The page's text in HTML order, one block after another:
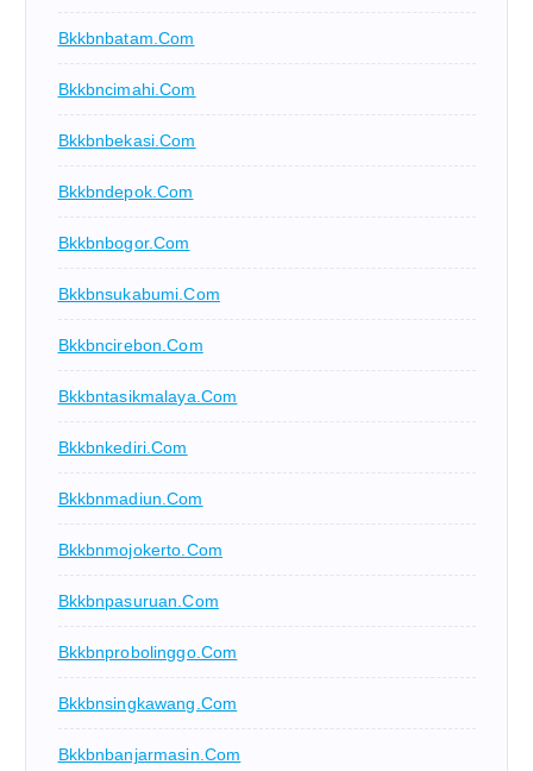
Bkkbnbatam.com
Bkkbncimahi.com
Bkkbnbekasi.com
Bkkbndepok.com
Bkkbnbogor.com
Bkkbnsukabumi.com
Bkkbncirebon.com
Bkkbntasikmalaya.com
Bkkbnkediri.com
Bkkbnmadiun.com
Bkkbnmojokerto.com
Bkkbnpasuruan.com
Bkkbnprobolinggo.com
Bkkbnsingkawang.com
Bkkbnbanjarmasin.com